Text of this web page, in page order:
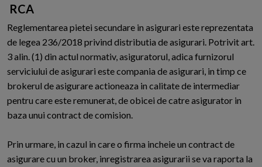
RCA
Reglementarea pietei secundare in asigurari este reprezentata
de legea 236/2018 privind distributia de asigurari. Potrivit art.
3 alin. (1) din actul normativ, asiguratorul, adica furnizorul
serviciului de asigurari este compania de asigurari, in timp ce
brokerul de asigurare actioneaza in calitate de intermediar
pentru care este remunerat, de obicei de catre asigurator in
baza unui contract de comision.
Prin urmare, in cazul in care o firma incheie un contract de
asigurare cu un broker, inregistrarea asigurarii se va raporta la